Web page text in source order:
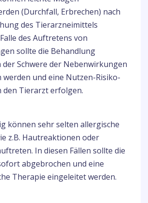
(Durchfall, Erbrechen) nach
des Tierarzneimittels
des Auftretens von
sollte die Behandlung
Schwere der Nebenwirkungen
und eine Nutzen-Risiko-
den Tierarzt erfolgen.
können sehr selten allergische
z.B. Hautreaktionen oder
In diesen Fällen sollte die
abgebrochen und eine
Therapie eingeleitet werden.